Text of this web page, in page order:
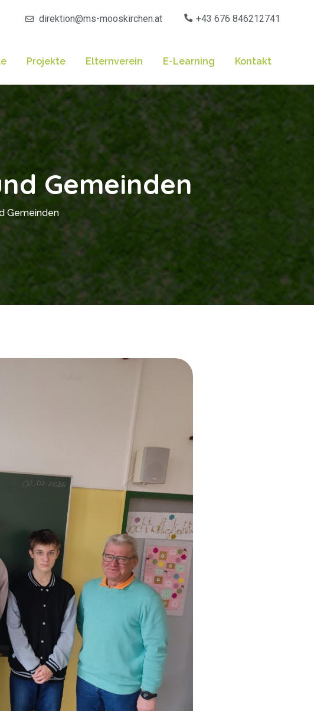
direktion@ms-mooskirchen.at +43 676 846212741
Projekte Elternverein E-Learning Kontakt
Gemeinden
Gemeinden